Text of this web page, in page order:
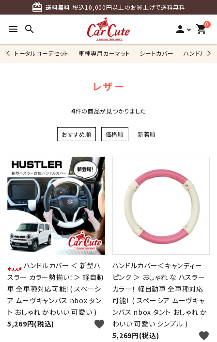
card_giftcard 送料無料 税込10,000円以上のお買上げで送料無料
menu search person 0
shopping_cart
トータルコーデセット 車種専用カーマット シートカバー ハンドルカ
レザー
4件の商品が見つかりました
おすすめ順 価格順 新着順
ハンドルカバー ＜ 新型ハ
スラー カラー勢揃い！＞ 軽自動
車 全車種対応可能！( スペーシ
ア ムーヴキャンバス nbox タン
ト おしゃれ かわいい 可愛い )
5,269円(税込)
favorite
ハンドルカバー＜キャンディー
ピンク ＞ おしゃれ な ハスラー
カラー！ 軽自動車 全車種対応
可能！ ( スペーシア ムーヴキャ
ンバス nbox タント おしゃれ か
わいい 可愛い シンプル )
5,269円(税込)
favorite